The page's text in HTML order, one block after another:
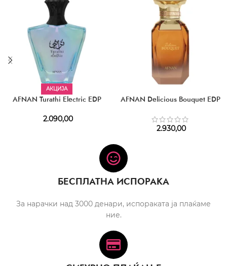
АКЦИЈА
AFNAN Turathi Electric EDP
2.090,00
AFNAN Delicious Bouquet EDP
2.930,00
БЕСПЛАТНА ИСПОРАКА
За нарачки над 3000 денари, испораката ја плаќаме
ние.